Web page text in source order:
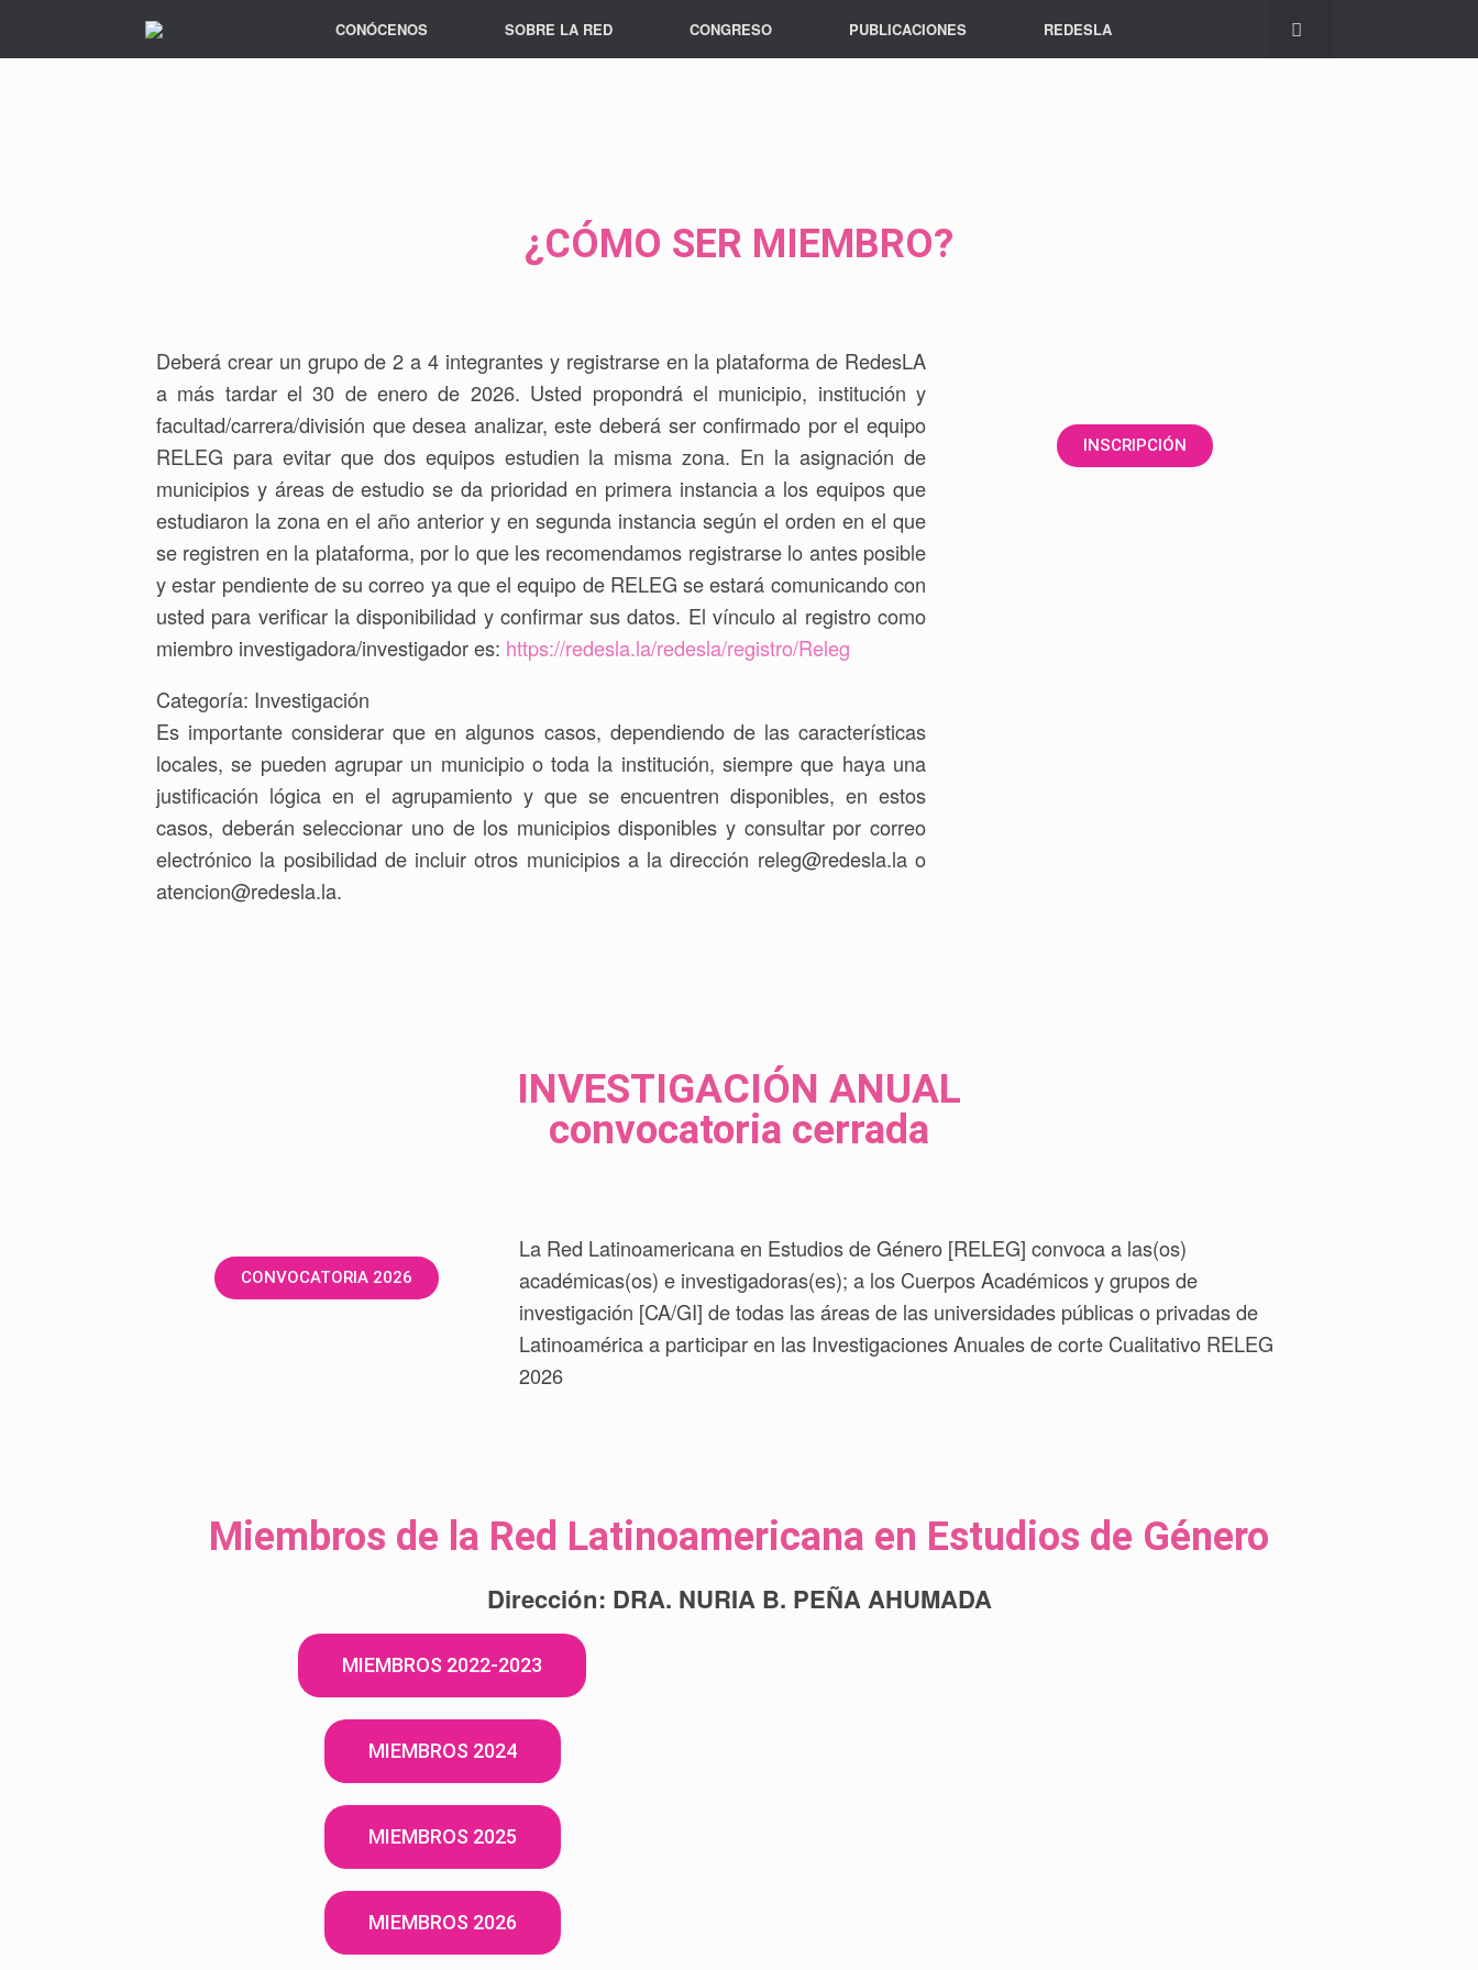
CONÓCENOS SOBRE LA RED CONGRESO PUBLICACIONES REDESLA
¿CÓMO SER MIEMBRO?
Deberá crear un grupo de 2 a 4 integrantes y registrarse en la plataforma de RedesLA
a más tardar el 30 de enero de 2026. Usted propondrá el municipio, institución y
facultad/carrera/división que desea analizar, este deberá ser confirmado por el equipo
RELEG para evitar que dos equipos estudien la misma zona. En la asignación de
municipios y áreas de estudio se da prioridad en primera instancia a los equipos que
estudiaron la zona en el año anterior y en segunda instancia según el orden en el que
se registren en la plataforma, por lo que les recomendamos registrarse lo antes posible
y estar pendiente de su correo ya que el equipo de RELEG se estará comunicando con
usted para verificar la disponibilidad y confirmar sus datos. El vínculo al registro como
miembro investigadora/investigador es: https://redesla.la/redesla/registro/Releg
Categoría: Investigación
Es importante considerar que en algunos casos, dependiendo de las características
locales, se pueden agrupar un municipio o toda la institución, siempre que haya una
justificación lógica en el agrupamiento y que se encuentren disponibles, en estos
casos, deberán seleccionar uno de los municipios disponibles y consultar por correo
electrónico la posibilidad de incluir otros municipios a la dirección releg@redesla.la o
atencion@redesla.la.
INSCRIPCIÓN
INVESTIGACIÓN ANUAL
convocatoria cerrada
CONVOCATORIA 2026
La Red Latinoamericana en Estudios de Género [RELEG] convoca a las(os)
académicas(os) e investigadoras(es); a los Cuerpos Académicos y grupos de
investigación [CA/GI] de todas las áreas de las universidades públicas o privadas de
Latinoamérica a participar en las Investigaciones Anuales de corte Cualitativo RELEG
2026
Miembros de la Red Latinoamericana en Estudios de Género
Dirección: DRA. NURIA B. PEÑA AHUMADA
MIEMBROS 2022-2023
MIEMBROS 2024
MIEMBROS 2025
MIEMBROS 2026